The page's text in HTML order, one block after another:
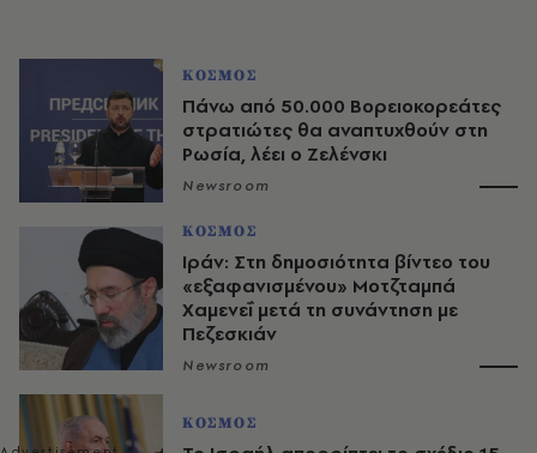
ΚΟΣΜΟΣ
Πάνω από 50.000 Βορειοκορεάτες
στρατιώτες θα αναπτυχθούν στη
Ρωσία, λέει ο Ζελένσκι
Newsroom
ΚΟΣΜΟΣ
Ιράν: Στη δημοσιότητα βίντεο του
«εξαφανισμένου» Μοτζταμπά
Χαμενεΐ μετά τη συνάντηση με
Πεζεσκιάν
Newsroom
ΚΟΣΜΟΣ